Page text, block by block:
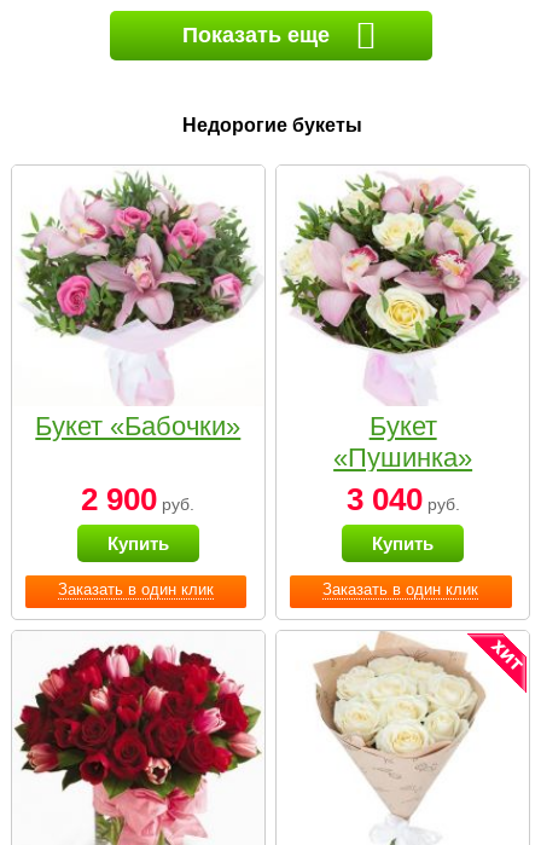
Показать еще
Недорогие букеты
Заказать в один клик
Букет «Бабочки»
2 900 руб.
Купить
Заказать в один клик
Букет
«Пушинка»
3 040руб.
Купить